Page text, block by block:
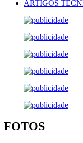
ARTIGOS
FOTOS